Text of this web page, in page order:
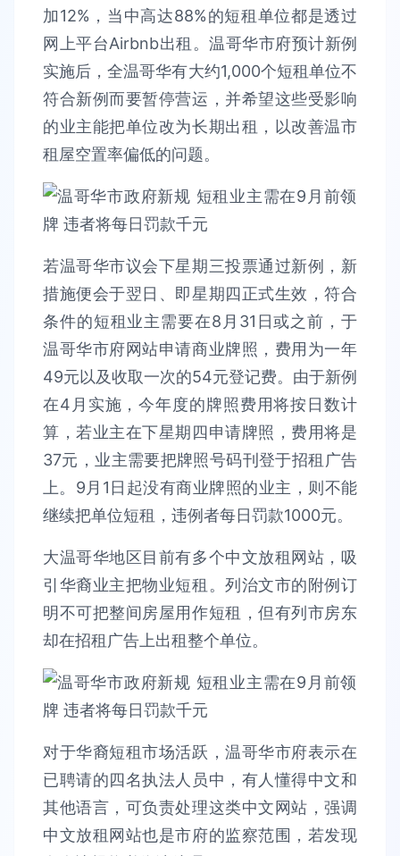
加12%，当中高达88%的短租单位都是透过
网上平台Airbnb出租。温哥华市府预计新例
实施后，全温哥华有大约1,000个短租单位不
符合新例而要暂停营运，并希望这些受影响
的业主能把单位改为长期出租，以改善温市
租屋空置率偏低的问题。
若温哥华市议会下星期三投票通过新例，新
措施便会于翌日、即星期四正式生效，符合
条件的短租业主需要在8月31日或之前，于
温哥华市府网站申请商业牌照，费用为一年
49元以及收取一次的54元登记费。由于新例
在4月实施，今年度的牌照费用将按日数计
算，若业主在下星期四申请牌照，费用将是
37元，业主需要把牌照号码刊登于招租广告
上。9月1日起没有商业牌照的业主，则不能
继续把单位短租，违例者每日罚款1000元。
大温哥华地区目前有多个中文放租网站，吸
引华裔业主把物业短租。列治文市的附例订
明不可把整间房屋用作短租，但有列市房东
却在招租广告上出租整个单位。
对于华裔短租市场活跃，温哥华市府表示在
已聘请的四名执法人员中，有人懂得中文和
其他语言，可负责处理这类中文网站，强调
中文放租网站也是市府的监察范围，若发现